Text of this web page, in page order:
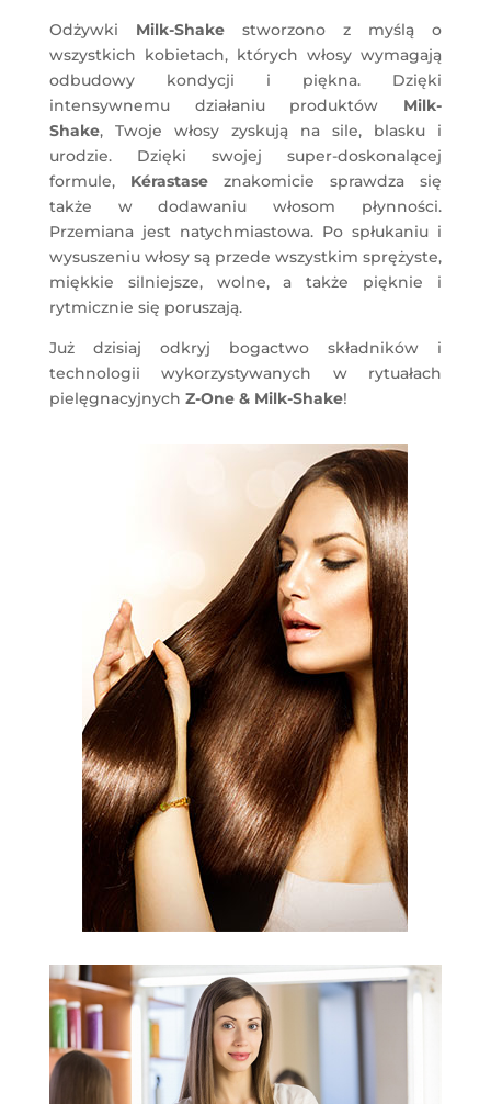
Odżywki Milk-Shakestworzono z myślą o
wszystkich kobietach, których włosy wymagają
odbudowy kondycji i piękna. Dzięki
intensywnemu działaniu produktów Milk-
Shake, Twoje włosy zyskują na sile, blasku i
urodzie. Dzięki swojej super-doskonalącej
formule, Kérastaseznakomicie sprawdza się
także w dodawaniu włosom płynności.
Przemiana jest natychmiastowa. Po spłukaniu i
wysuszeniu włosy są przede wszystkim sprężyste,
miękkie silniejsze, wolne, a także pięknie i
rytmicznie się poruszają.
Już dzisiaj odkryj bogactwo składników i
technologii wykorzystywanych w rytuałach
pielęgnacyjnych Z-One & Milk-Shake!